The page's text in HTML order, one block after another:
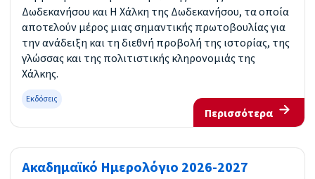
Δωδεκανήσου και Η Χάλκη της Δωδεκανήσου, τα οποία
αποτελoύν μέρος μιας σημαντικής πρωτοβουλίας για
την ανάδειξη και τη διεθνή προβολή της ιστορίας, της
γλώσσας και της πολιτιστικής κληρονομιάς της
Χάλκης.
Εκδόσεις
Περισσότερα
Ακαδημαϊκό Ημερολόγιο 2026-2027